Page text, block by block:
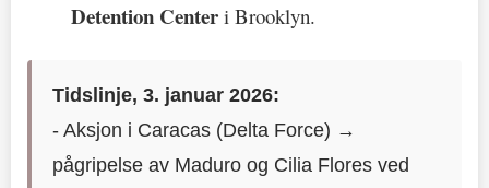
Detention Center i Brooklyn.
Tidslinje, 3. januar 2026:
- Aksjon i Caracas (Delta Force) →
pågripelse av Maduro og Cilia Flores ved